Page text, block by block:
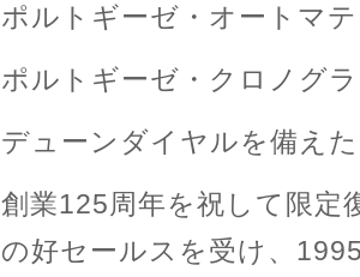
ポルトギーゼ・オートマ
ポルトギーゼ・クロノグ
デューンダイヤルを備え
創業125周年を祝して限定
の好セールスを受け、